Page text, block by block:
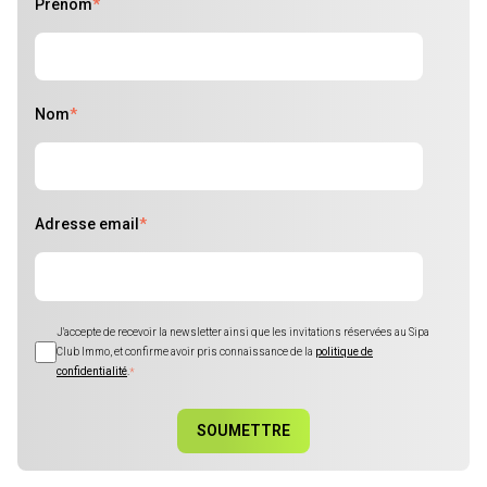
Prénom*
Nom*
Adresse email *
J'accepte de recevoir la newsletter ainsi que les invitations réservées au Sipa
Club Immo, et confirme avoir pris connaissance de la politique de
confidentialité*